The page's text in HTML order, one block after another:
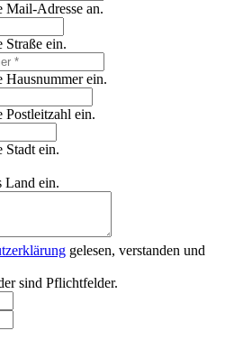
Mail-Adresse an.
Straße ein.
Hausnummer ein.
Postleitzahl ein.
Stadt ein.
Land ein.
gelesen, verstanden und
sind Pflichtfelder.